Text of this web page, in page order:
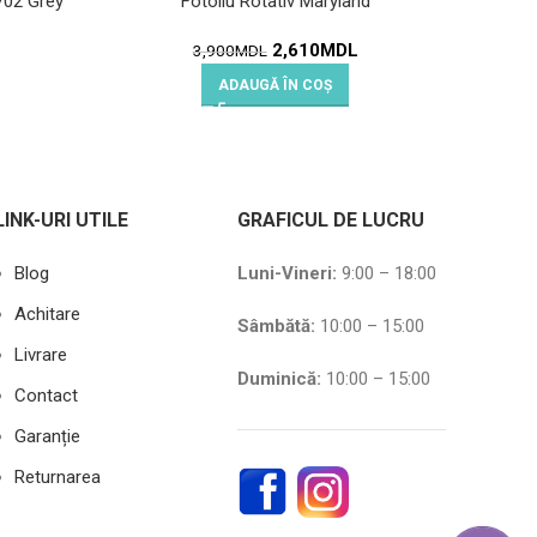
3,900MDL 2,610MDL
ADAUGĂ ÎN COȘ
URI UTILE
Blog
Achitare
Livrare
Contact
Garanție
Returnarea
GRAFICUL DE LUCRU
Luni-Vineri: 9:00 – 18:00
Sâmbătă: 10:00 – 15:00
Duminică: 10:00 – 15:00